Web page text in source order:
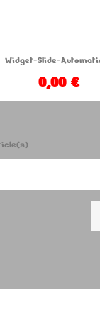
Widget-Slide-
0,00 €